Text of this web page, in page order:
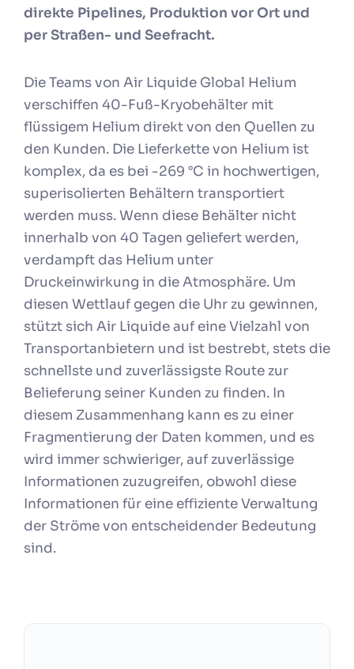
direkte Pipelines, Produktion vor Ort und
per Straßen- und Seefracht.
Die Teams von Air Liquide Global Helium
verschiffen 40-Fuß-Kryobehälter mit
flüssigem Helium direkt von den Quellen zu
den Kunden. Die Lieferkette von Helium ist
komplex, da es bei -269 °C in hochwertigen,
superisolierten Behältern transportiert
werden muss. Wenn diese Behälter nicht
innerhalb von 40 Tagen geliefert werden,
verdampft das Helium unter
Druckeinwirkung in die Atmosphäre. Um
diesen Wettlauf gegen die Uhr zu gewinnen,
stützt sich Air Liquide auf eine Vielzahl von
Transportanbietern und ist bestrebt, stets die
schnellste und zuverlässigste Route zur
Belieferung seiner Kunden zu finden. In
diesem Zusammenhang kann es zu einer
Fragmentierung der Daten kommen, und es
wird immer schwieriger, auf zuverlässige
Informationen zuzugreifen, obwohl diese
Informationen für eine effiziente Verwaltung
der Ströme von entscheidender Bedeutung
sind.